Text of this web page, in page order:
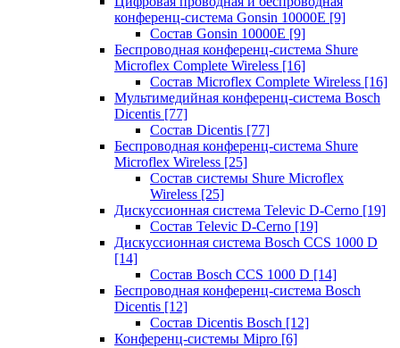
конференц-система Gonsin 10000E [9]
Состав Gonsin 10000E [9]
Беспроводная конференц-система Shure
Microflex Complete Wireless [16]
Состав Microflex Complete Wireless [16]
Мультимедийная конференц-система Bosch
Dicentis [77]
Состав Dicentis [77]
Беспроводная конференц-система Shure
Microflex Wireless [25]
Состав системы Shure Microflex
Wireless [25]
Дискуссионная система Televic D-Cerno [19]
Состав Televic D-Cerno [19]
Дискуссионная система Bosch CCS 1000 D
[14]
Состав Bosch CCS 1000 D [14]
Беспроводная конференц-система Bosch
Dicentis [12]
Состав Dicentis Bosch [12]
Конференц-системы Mipro [6]